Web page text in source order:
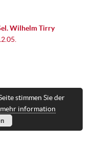
Wilhelm Tirry
stimmen Sie der
mehr information